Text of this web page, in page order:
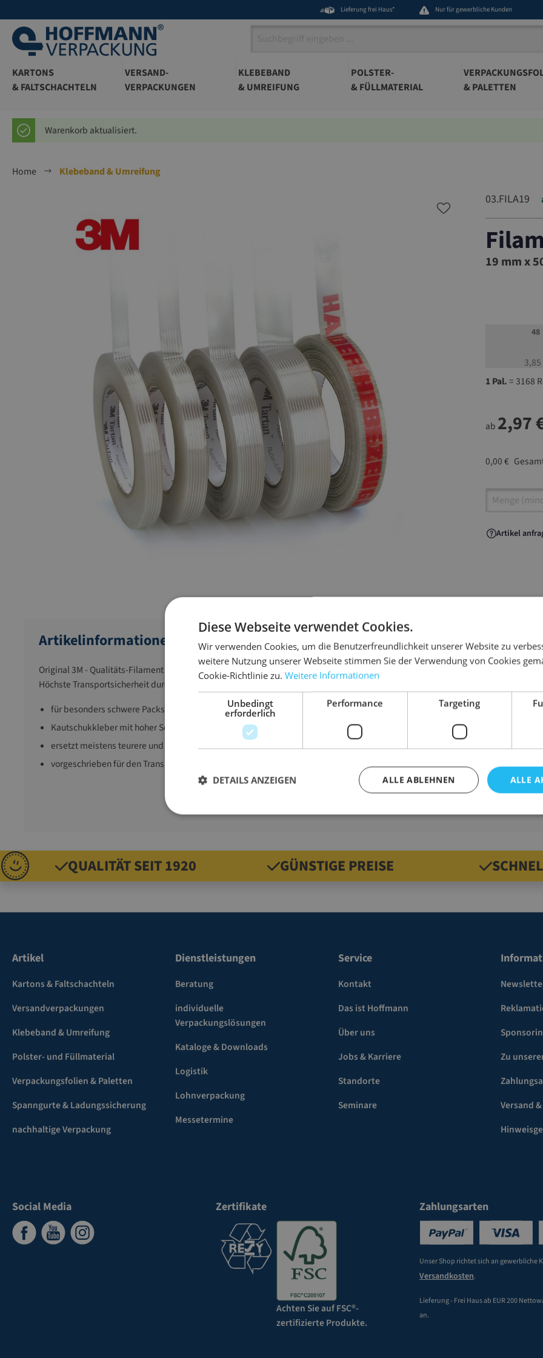
Lieferung frei Haus* Nur für gewerbliche Kunden
KARTONS
& FALTSCHACHTELN
VERSAND-
VERPACKUNGEN
KLEBEBAND
& UMREIFUNG
POLSTER-
& FÜLLMATERIAL
& PALETTEN
Warenkorb aktualisiert.
Home
Klebeband & Umreifung
03.FILA19
19 mm x
48
3,85
1 Pal.= 3168
ab 2,97
0,00 €
Artikel
Artikel
Artikelinformationen
Original 3M - Qualitäts-Filament - Selbstklebepackband.
Höchste Transportsicherheit durch glasfaserverstärktes Marken-Klebeband von 3M.
für besonders schwere Packstücke
Kautschukkleber mit hoher Soforthaftung
ersetzt meistens teurere und arbeitsaufwendigere Umreifungen oder Transportsicherungen
vorgeschrieben für den Transport von Gefahrgutkartonagen
Details
Anwendung
Rollenart
QUALITÄT SEIT 1920 GÜNSTIGE PREISE
Artikel
Kartons & Faltschachteln
Versandverpackungen
Klebeband & Umreifung
Polster- und Füllmaterial
Verpackungsfolien & Paletten
Spanngurte & Ladungssicherung
nachhaltige Verpackung
Dienstleistungen
Beratung
individuelle
Verpackungslösungen
Kataloge & Downloads
Logistik
Lohnverpackung
Messetermine
Service
Kontakt
Das ist Hoffmann
Über uns
Jobs & Karriere
Standorte
Seminare
Zu
Versand
Social Media Zertifikate
Achten Sie auf FSC®-
zertifizierte Produkte.
Zahlungsarten
Unser Shop richtet sich an gewerbliche
Versandkosten.
Lieferung - Frei Haus ab EUR 200
an.
Diese Webseite verwendet Cookies.
Wir verwenden Cookies, um die Benutzerfreundlichkeit unserer Website zu
weitere Nutzung unserer Webseite stimmen Sie der Verwendung von Cookies
Cookie-Richtlinie zu. Weitere Informationen
Unbedingt
erforderlich
Performance Targeting
ALLE
ALLE ABLEHNEN
DETAILS ANZEIGEN